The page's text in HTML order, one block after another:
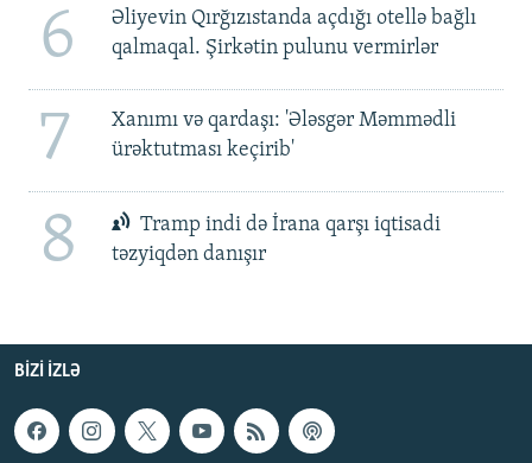
6
Əliyevin Qırğızıstanda açdığı otellə bağlı
qalmaqal. Şirkətin pulunu vermirlər
7
Xanımı və qardaşı: 'Ələsgər Məmmədli
ürəktutması keçirib'
8
Tramp indi də İrana qarşı iqtisadi
təzyiqdən danışır
BIZI IZLƏ